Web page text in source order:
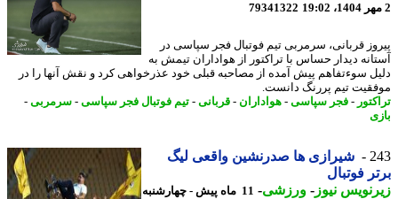
79341322
قربانی، سرمربی تیم فوتبال فجر سپاسی در
دیدار حساس با تراکتور از هواداران تیمش به
سوءتفاهم پیش آمده از مصاحبه قبلی خود عذرخواهی کرد و نقش آنها را در
تیم پررنگ دانست.
-فجر سپاسی-هواداران - قربانی -تیم فوتبال فجر سپاسی-سرمربی-
شیرازی ها صدرنشین واقعی لیگ
فوتبال
نیوز-ورزشی-
11 ماه پیش - چهارشنبه